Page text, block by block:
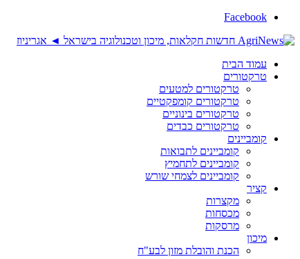
Facebook
עמוד הבית
טרקטורים
טרקטורים למטעים
טרקטורים קומפקטיים
טרקטורים בינוניים
טרקטורים כבדים
קומביינים
קומביינים לתבואות
קומביינים לתחמיץ
קומביינים לצמחי שורש
קציר
מקצרות
מכסחות
מרסקות
מיכון
הכנת והובלת מזון לבע"ח